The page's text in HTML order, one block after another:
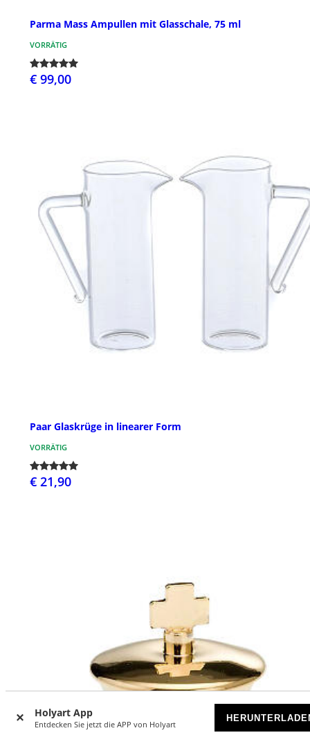
Holyart App
Entdecken Sie jetzt die APP von Holyart
Parma Mass Ampullen mit Glasschale, 75 ml
VORRÄTIG
€ 99,00
Paar Glaskrüge in linearer Form
VORRÄTIG
€ 21,90